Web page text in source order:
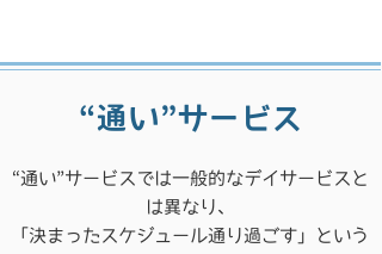
“通い”サービス
“通い”サービスでは一般的なデイサービスと
は異なり、
「決まったスケジュール通り過ごす」という